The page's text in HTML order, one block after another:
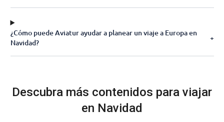
¿Cómo puede Aviatur ayudar a planear un viaje a Europa en
Navidad?
+
Descubra más contenidos para viajar
en Navidad